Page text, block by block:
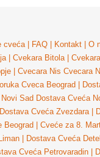
cveća FAQ Kontakt O
Cvekara Bitola
Cvecara Nis Cvecara
Cveca Beograd
Sad Dostava Cveća
Dostava Cveća Zvezdara
Beograd
Cveće za 8.
Dostava Cveća
Cveća Petrovaradin